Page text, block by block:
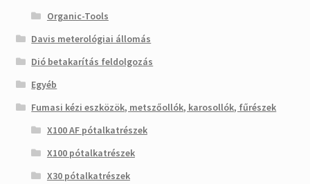
Organic-Tools
Davis meterológiai állomás
Dió betakarítás feldolgozás
Egyéb
Fumasi kézi eszközök, metszőollók, karosollók, fűrészek
X100 AF pótalkatrészek
X100 pótalkatrészek
X30 pótalkatrészek